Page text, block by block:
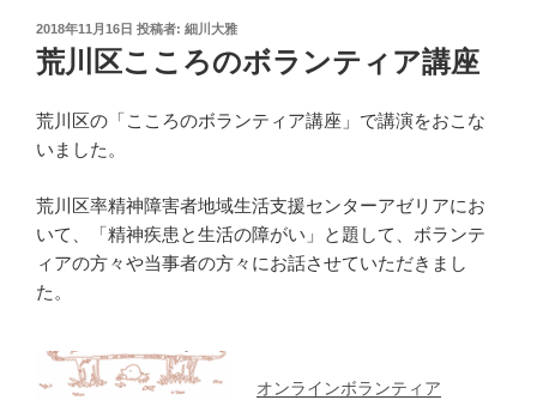
投
稿
日:
2018年11月16日 投稿者: 細川大雅
荒川区こころのボランティア講座
荒川区の「こころのボランティア講座」で講演をおこな
いました。
荒川区率精神障害者地域生活支援センターアゼリアにお
いて、「精神疾患と生活の障がい」と題して、ボランテ
ィアの方々や当事者の方々にお話させていただきまし
た。
オンラインボランティア